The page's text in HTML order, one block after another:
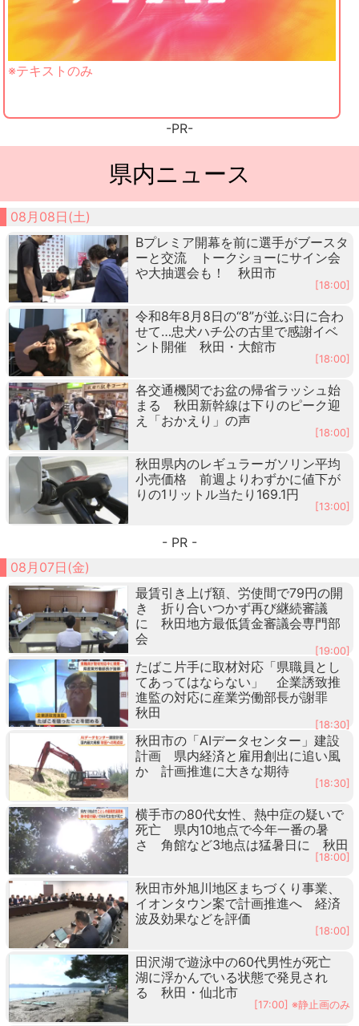
※テキストのみ
-PR-
県内ニュース
08月08日(土)
Bプレミア開幕を前に選手がブースタ
ーと交流 トークショーにサイン会
や大抽選会も！ 秋田市
[18:00]
令和8年8月8日の“8”が並ぶ日に合わ
せて…忠犬ハチ公の古里で感謝イベ
ント開催 秋田・大館市
[18:00]
各交通機関でお盆の帰省ラッシュ始
まる 秋田新幹線は下りのピーク迎
え「おかえり」の声
[18:00]
秋田県内のレギュラーガソリン平均
小売価格 前週よりわずかに値下が
りの1リットル当たり169.1円
[13:00]
- PR -
08月07日(金)
最賃引き上げ額、労使間で79円の開
き 折り合いつかず再び継続審議
に 秋田地方最低賃金審議会専門部
会
[19:00]
たばこ片手に取材対応「県職員とし
てあってはならない」 企業誘致推
進監の対応に産業労働部長が謝罪
秋田
[18:30]
秋田市の「AIデータセンター」建設
計画 県内経済と雇用創出に追い風
か 計画推進に大きな期待
[18:30]
横手市の80代女性、熱中症の疑いで
死亡 県内10地点で今年一番の暑
さ 角館など3地点は猛暑日に 秋田
[18:00]
秋田市外旭川地区まちづくり事業、
イオンタウン案で計画推進へ 経済
波及効果などを評価
[18:00]
田沢湖で遊泳中の60代男性が死亡
湖に浮かんでいる状態で発見され
る 秋田・仙北市
[17:00] ※静止画のみ